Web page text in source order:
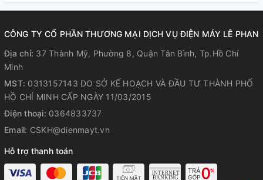
vệ an toàn cho cả nhà
CÔNG TY CỔ PHẦN THƯƠNG MẠI DỊCH VỤ ĐIỆN MÁY LÊ PHAN
Địa chỉ: 37 Thành Mỹ, Phường 8, Quận Tân Bình, Tp.Hồ Chí
Minh
MST: 0313157143 DO SỞ KẾ HOẠCH VÀ ĐẦU TƯ THÀNH PHỐ
HỒ CHÍ MINH CẤP NGÀY 11/03/2015
Điện thoại: 0364833737
Email: CSKH@dienmayt.vn
Hỗ trợ thanh toán